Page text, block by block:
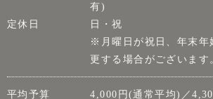
有)
定休日
日・祝
※月曜日が祝日、年末年
更する場合がございます
平均予算
4,000円(通常平均)／